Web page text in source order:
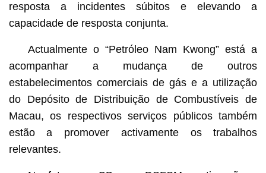
resposta a incidentes súbitos e elevando a
capacidade de resposta conjunta.
Actualmente o “Petróleo Nam Kwong” está a
acompanhar a mudança de outros
estabelecimentos comerciais de gás e a utilização
do Depósito de Distribuição de Combustíveis de
Macau, os respectivos serviços públicos também
estão a promover activamente os trabalhos
relevantes.